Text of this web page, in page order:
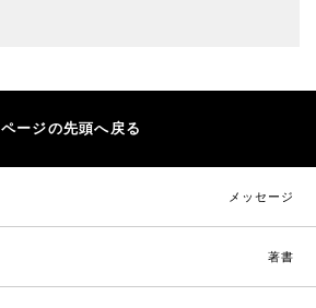
ページの先頭へ戻る
メッセージ
著書